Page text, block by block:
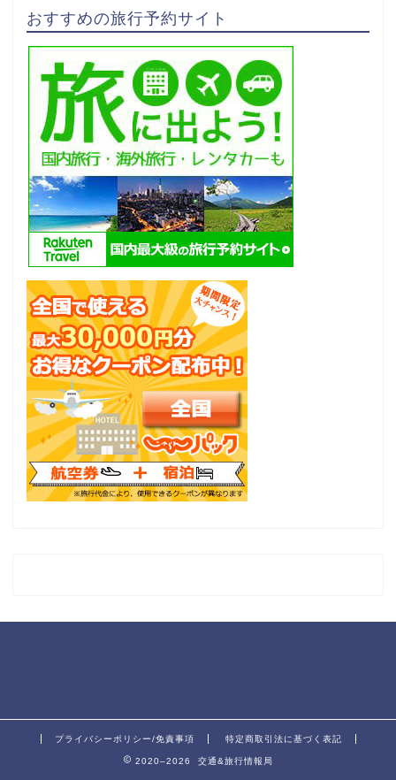
おすすめの旅行予約サイト
プライバシーポリシー/免責事項 特定商取引法に基づく表記
2020–2026 交通&旅行情報局